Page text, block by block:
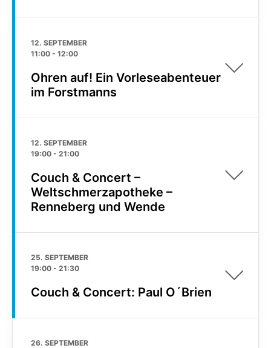
12. SEPTEMBER
11:00 - 12:00
Ohren auf! Ein Vorleseabenteuer
im Forstmanns
12. SEPTEMBER
19:00 - 21:00
Couch & Concert –
Weltschmerzapotheke –
Renneberg und Wende
25. SEPTEMBER
19:00 - 21:30
Couch & Concert: Paul O´Brien
26. SEPTEMBER